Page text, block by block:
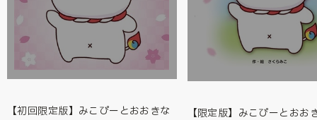
【初回限定版】みこぴーとおおきな
【限定版】みこぴーとおお